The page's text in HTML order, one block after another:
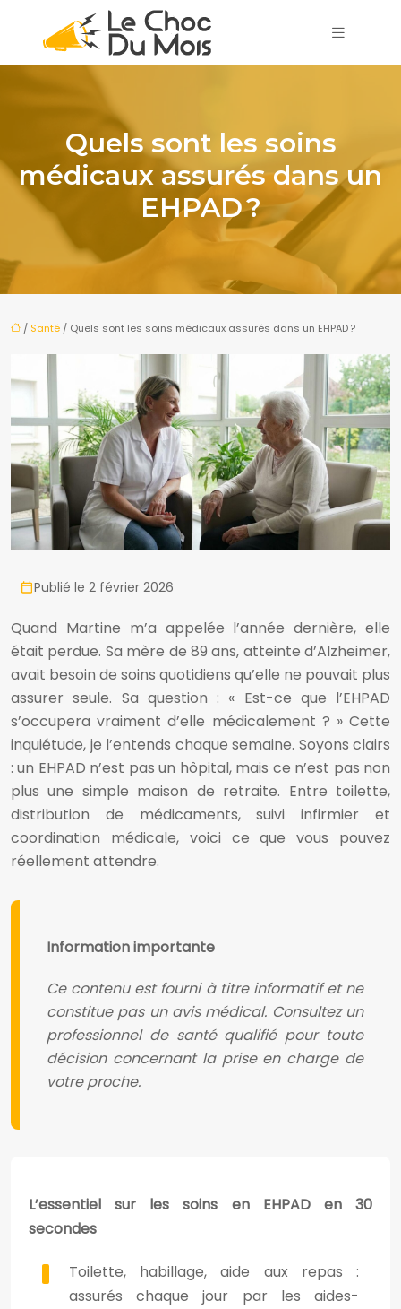
Quels sont les soins
médicaux assurés dans un
EHPAD ?
/ Santé / Quels sont les soins médicaux assurés dans un EHPAD ?
Publié le 2 février 2026
Quand Martine m’a appelée l’année dernière, elle
était perdue. Sa mère de 89 ans, atteinte d’Alzheimer,
avait besoin de soins quotidiens qu’elle ne pouvait plus
assurer seule. Sa question : « Est-ce que l’EHPAD
s’occupera vraiment d’elle médicalement ? » Cette
inquiétude, je l’entends chaque semaine. Soyons clairs
: un EHPAD n’est pas un hôpital, mais ce n’est pas non
plus une simple maison de retraite. Entre toilette,
distribution de médicaments, suivi infirmier et
coordination médicale, voici ce que vous pouvez
réellement attendre.
Information importante
Ce contenu est fourni à titre informatif et ne
constitue pas un avis médical. Consultez un
professionnel de santé qualifié pour toute
décision concernant la prise en charge de
votre proche.
L’essentiel sur les soins en EHPAD en 30
secondes
Toilette, habillage, aide aux repas :
assurés chaque jour par les aides-